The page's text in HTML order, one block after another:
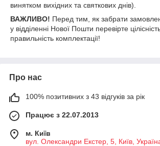
винятком вихідних та святкових днів).
ВАЖЛИВО! Перед тим, як забрати
у відділенні Нової Пошти перевірте
правильність комплектації!
Про нас
100% позитивних з 43 відгуків за рік
Працює з 22.07.2013
м. Київ
вул. Олександри Екстер, 5, Київ,